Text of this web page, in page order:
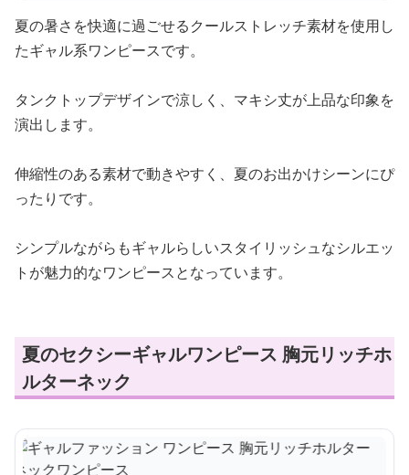
夏の暑さを快適に過ごせるクールストレッチ素材を使用し
たギャル系ワンピースです。
タンクトップデザインで涼しく、マキシ丈が上品な印象を
演出します。
伸縮性のある素材で動きやすく、夏のお出かけシーンにぴ
ったりです。
シンプルながらもギャルらしいスタイリッシュなシルエッ
トが魅力的なワンピースとなっています。
夏のセクシーギャルワンピース 胸元リッチホ
ルターネック